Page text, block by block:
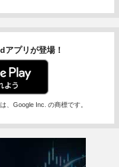
アプリが登場！
、Google Inc. の商標です。